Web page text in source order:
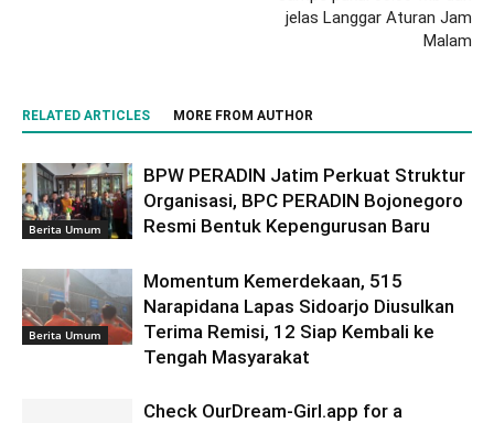
jelas Langgar Aturan Jam
Malam
RELATED ARTICLES MORE FROM AUTHOR
Berita Umum
BPW PERADIN Jatim Perkuat Struktur
Organisasi, BPC PERADIN Bojonegoro
Resmi Bentuk Kepengurusan Baru
Berita Umum
Momentum Kemerdekaan, 515
Narapidana Lapas Sidoarjo Diusulkan
Terima Remisi, 12 Siap Kembali ke
Tengah Masyarakat
Check OurDream-Girl.app for a